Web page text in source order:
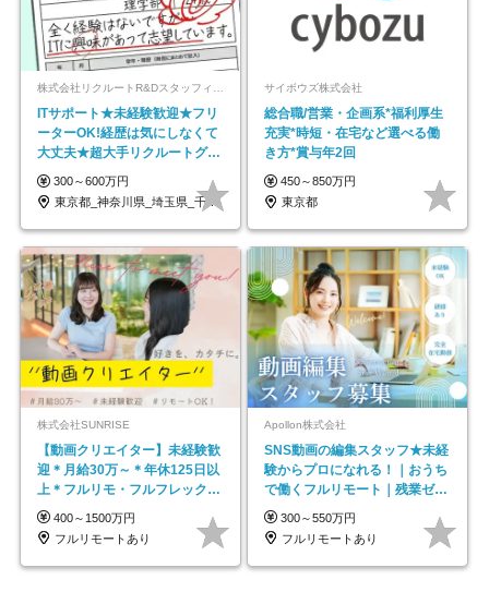
株式会社リクルートR&Dスタッフィング【リクルートグループ】
ITサポート★未経験歓迎★フリ
ーターOK!経歴は気にしなくて
大丈夫★超大手リクルートグル
ープの正社員/sg
300～600万円
東京都_神奈川県_埼玉県_千葉県_大阪府…
サイボウズ株式会社
総合職/営業・企画系*福利厚生
充実*時短・在宅など選べる働
き方*賞与年2回
450～850万円
東京都
株式会社SUNRISE
【動画クリエイター】未経験歓
迎＊月給30万～＊年休125日以
上＊フルリモ・フルフレックス
◆10名の採用が決定◆
400～1500万円
フルリモートあり
Apollon株式会社
SNS動画の編集スタッフ★未経
験からプロになれる！｜おうち
で働くフルリモート｜残業ゼロ
で18時退勤◎
300～550万円
フルリモートあり